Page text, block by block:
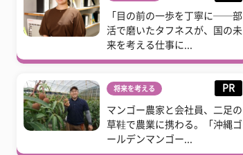
「目の前の一歩を丁寧に──部
活で磨いたタフネスが、国の未
来を考える仕事に...
将来を考える PR
マンゴー農家と会社員、二足の
草鞋で農業に携わる。「沖縄ゴ
ールデンマンゴー...